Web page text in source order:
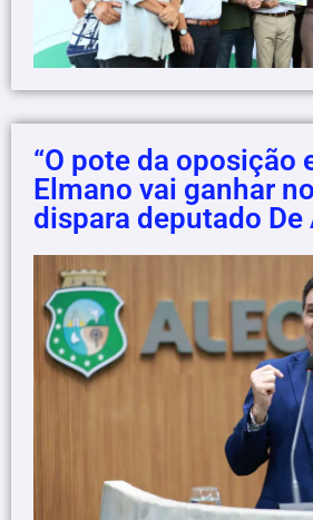
“O pote da oposição
Elmano vai ganhar
dispara deputado De